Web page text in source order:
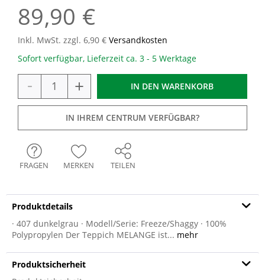
89,90 €
Inkl. MwSt. zzgl. 6,90 € Versandkosten
Sofort verfügbar, Lieferzeit ca. 3 - 5 Werktage
- + IN DEN WARENKORB
IN IHREM CENTRUM VERFÜGBAR?
FRAGEN MERKEN TEILEN
Produktdetails
· 407 dunkelgrau · Modell/Serie: Freeze/Shaggy · 100%
Polypropylen Der Teppich MELANGE ist... mehr
Produktsicherheit